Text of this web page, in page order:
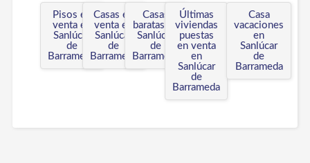
Pisos en
venta en
Sanlúcar
de
Barrameda
Casas en
venta en
Sanlúcar
de
Barrameda
Casas
baratas en
Sanlúcar
de
Barrameda
Últimas
viviendas
puestas
en venta
en
Sanlúcar
de
Barrameda
Casa
vacaciones
en
Sanlúcar
de
Barrameda